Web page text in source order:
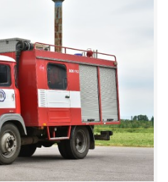
22. 7. 2026|Hore ↑